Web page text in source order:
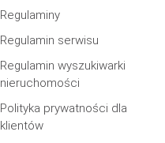
Regulaminy
Regulamin serwisu
Regulamin wyszukiwarki
nieruchomości
Polityka prywatności dla
klientów